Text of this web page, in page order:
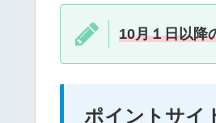
10月１日以降
ポイントサイ